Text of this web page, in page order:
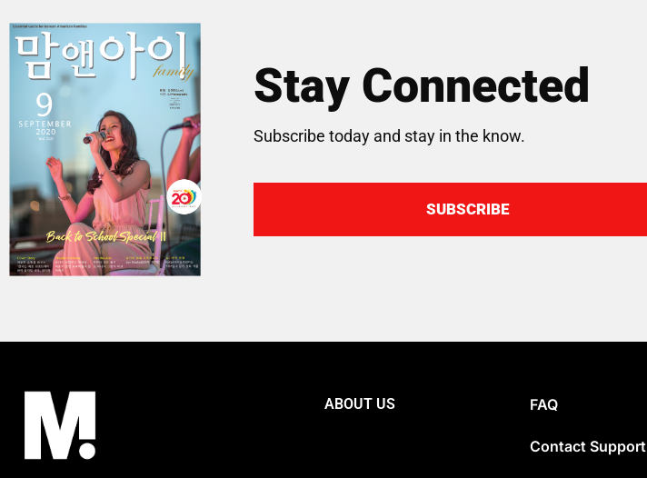
Stay Connected
Subscribe today and stay in the know.
SUBSCRIBE
ABOUT US FAQ
Contact Support